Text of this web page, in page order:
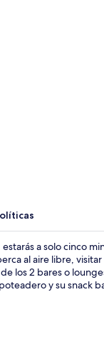
a solo cinco
al aire libre,
los 2 bares o
y su snack